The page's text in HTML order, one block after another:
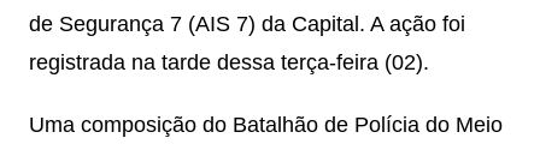
de Segurança 7 (AIS 7) da Capital. A ação foi
registrada na tarde dessa terça-feira (02).
Uma composição do Batalhão de Polícia do Meio